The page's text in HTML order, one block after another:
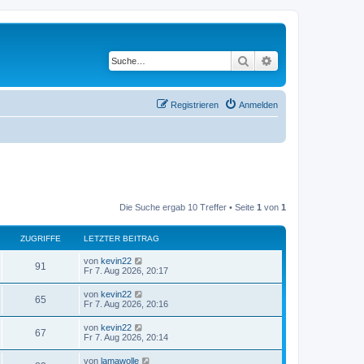
Suche
Anmelden
Registrieren
Die Suche ergab 10 Treffer • Seite 1 von 1
ZUGRIFFE LETZTER BEITRAG
91
u
i
L
e
t
e
r
B
e
i
t
von kevin22
Fr 7. Aug 2026, 20:17
65
u
L
e
t
e
r
B
von kevin22
Fr 7. Aug 2026, 20:16
67
u
L
e
von kevin22
Fr 7. Aug 2026, 20:14
L
von lamawolle